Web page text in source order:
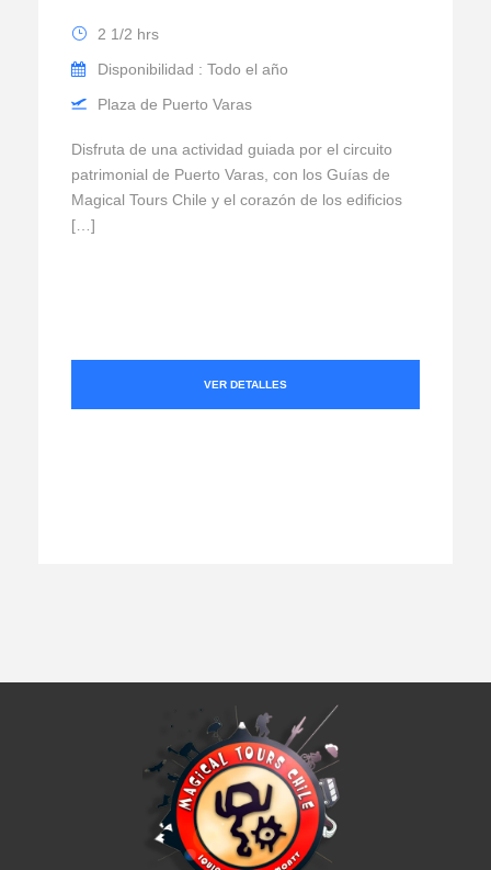
2 1/2 hrs
Disponibilidad : Todo el año
Plaza de Puerto Varas
Disfruta de una actividad guiada por el circuito
patrimonial de Puerto Varas, con los Guías de
Magical Tours Chile y el corazón de los edificios
[…]
VER DETALLES